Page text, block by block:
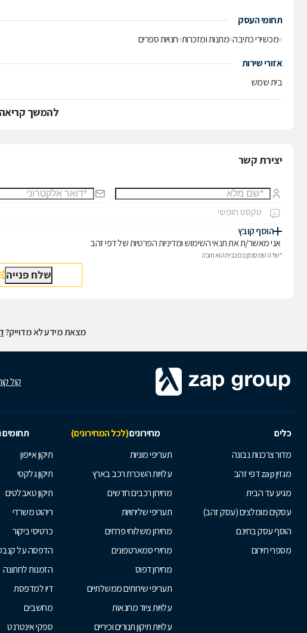
תחומי העסק
מכשירי כתיבה מתנות ומזכרות חנויות ספרים
אזורי שירות
בית שמש
להמשך קריאה
יצירת קשר
הוסף קובץ
אני מאשר/ת אתתנאי השימושומדיניות הפרטיותשל דפי זהב
*שדה שמסומן בכוכבית הוא חובה
מצאת מידע לא מדוייק?
קול
כלים מחירונים(לכל המחירונים) תחומים
מדור צרכנות נבונה
מגזין zap דפי זהב
מגיע עד הבית
עסקים מומלצים (עסק זהב)
הוסף עסק בחינם
מספרי חירום
תעריפי מוניות
עלויות השכרת רכב בארץ
מחירון רכבים חדשים
תעריפי שליחויות
מחירון משלוחי פרחים
מחירי סמארטפונים
מחירון דפוס
תעריפי שירותים ממשלתיים
עלויות ציוד מחנאות
עלויות תיקון תנורים וכיריים
תיקון אייפון
תיקון גלקסי
תיקון טאבלטים
ריהוט משרדי
כרטיסי ביקור
הדפסה על
הזמנות לחתונה
דיו למדפסת
מחשבים
ספקי אינטרנט